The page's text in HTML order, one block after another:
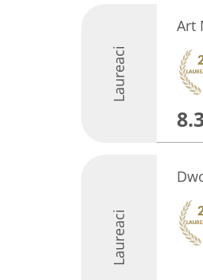
Laureaci
Art
Laureaci